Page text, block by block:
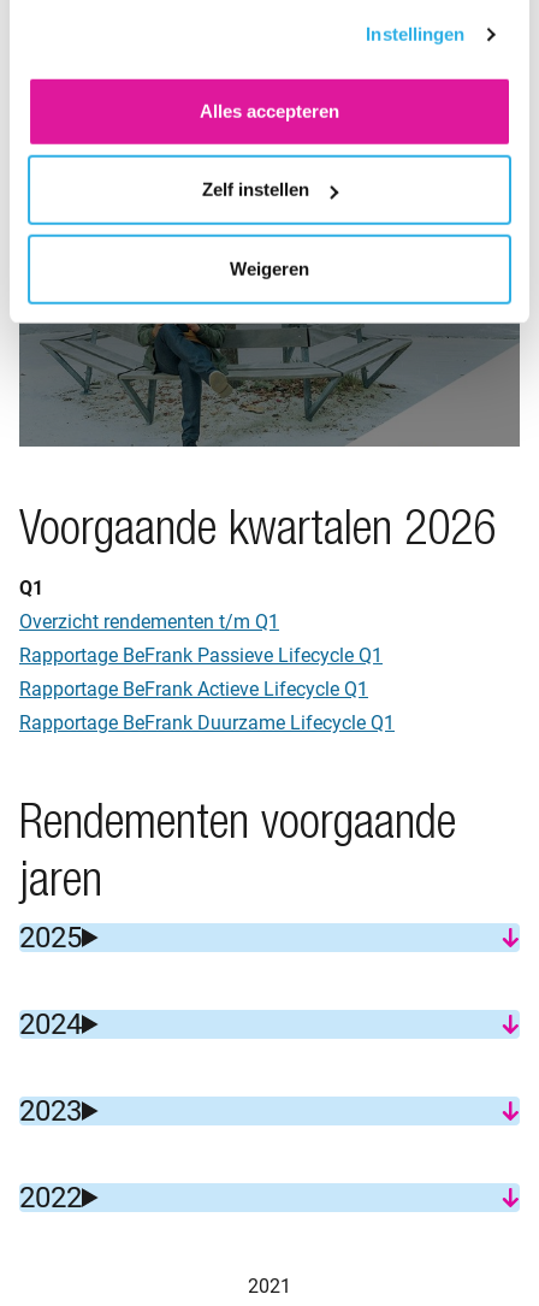
vind je meer informatie. Je kunt altijd je toestemming
Instellingen
Alles accepteren
Zelf instellen
Weigeren
Binnenkort beschikbaar
Voorgaande kwartalen 2026
Q1
Overzicht rendementen t/m Q1
Rapportage BeFrank Passieve Lifecycle Q1
Rapportage BeFrank Actieve Lifecycle Q1
Rapportage BeFrank Duurzame Lifecycle Q1
Rendementen voorgaande
jaren
2025
2024
2023
2022
2021